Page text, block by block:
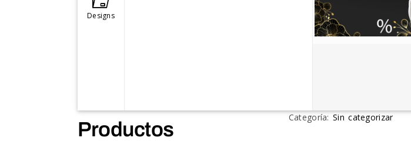
Designs
Categoría:Sin categorizar
Productos